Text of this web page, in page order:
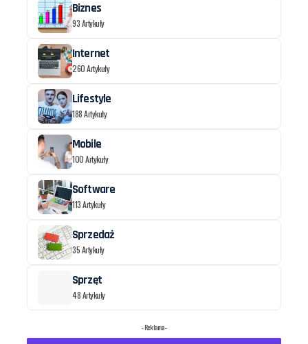
Biznes
93 Artykuły
Internet
260 Artykuły
Lifestyle
188 Artykuły
Mobile
100 Artykuły
Software
113 Artykuły
Sprzedaż
35 Artykuły
Sprzęt
48 Artykuły
- Reklama -